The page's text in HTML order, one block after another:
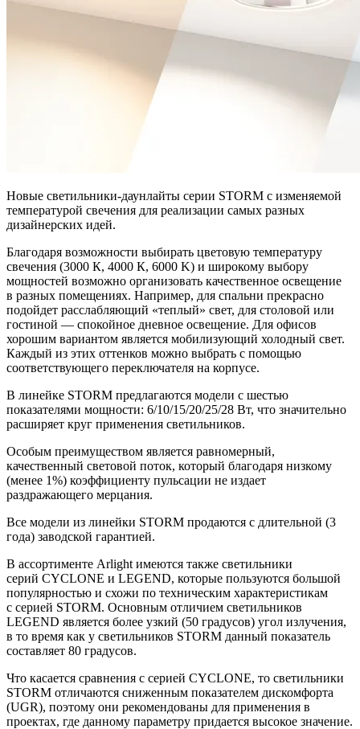
Новые светильники-даунлайты серии STORM с изменяемой
температурой свечения для реализации самых разных
дизайнерских идей.
Благодаря возможности выбирать цветовую температуру
свечения (3000 К, 4000 К, 6000 K) и широкому выбору
мощностей возможно организовать качественное освещение
в разных помещениях. Например, для спальни прекрасно
подойдет расслабляющий «теплый» свет, для столовой или
гостиной — спокойное дневное освещение. Для офисов
хорошим вариантом является мобилизующий холодный свет.
Каждый из этих оттенков можно выбрать с помощью
соответствующего переключателя на корпусе.
В линейке STORM предлагаются модели с шестью
показателями мощности: 6/10/15/20/25/28 Вт, что значительно
расширяет круг применения светильников.
Особым преимуществом является равномерный,
качественный световой поток, который благодаря низкому
(менее 1%) коэффициенту пульсации не издает
раздражающего мерцания.
Все модели из линейки STORM продаются с длительной (3
года) заводской гарантией.
В ассортименте Arlight имеются также светильники
серий CYCLONE и LEGEND, которые пользуются большой
популярностью и схожи по техническим характеристикам
с серией STORM. Основным отличием светильников
LEGEND является более узкий (50 градусов) угол излучения,
в то время как у светильников STORM данный показатель
составляет 80 градусов.
Что касается сравнения с серией CYCLONE, то светильники
STORM отличаются сниженным показателем дискомфорта
(UGR), поэтому они рекомендованы для применения в
проектах, где данному параметру придается высокое значение.